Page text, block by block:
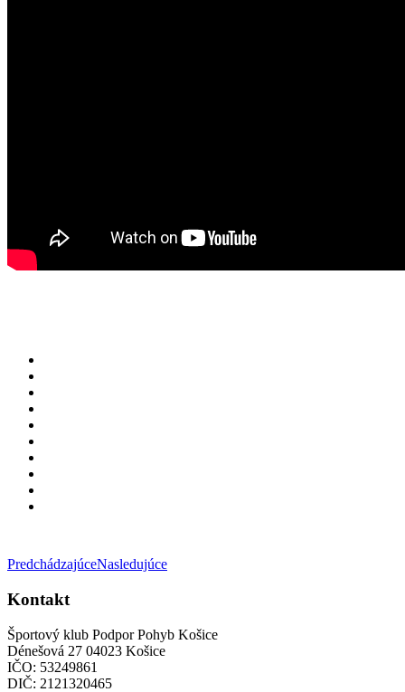
PredchádzajúceNasledujúce
Kontakt
Športový klub Podpor Pohyb Košice
Dénešová 27 04023 Košice
IČO: 53249861
DIČ: 2121320465